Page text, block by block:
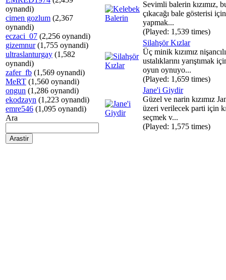
oynandi)
cimen gozlum (2,367
oynandi)
eczaci_07 (2,256 oynandi)
gizemnur(1,755 oynandi)
ultraslanturgay (1,582
oynandi)
zafer_fb (1,569 oynandi)
MeRT (1,560 oynandi)
ongun (1,286 oynandi)
ekodzayn (1,223 oynandi)
emre546 (1,095 oynandi)
Ara
Sevimli balerin kızımız,
çıkacağı bale gösterisi
yapmak...
(Played: 1,539 times)
Silahşör Kızlar
Üç minik kızımız
ustalıklarını yarıştımak
oyun oynuyo...
(Played: 1,659 times)
Jane'i Giydir
Güzel ve narin kızımız
üzeri verilecek parti için
seçmek v...
(Played: 1,575 times)